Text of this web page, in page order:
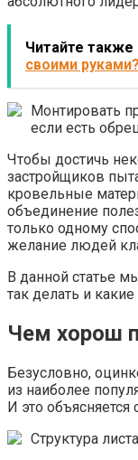
Читайте также
своими руками?
Монтировать
если есть
Чтобы достичь
застройщиков
кровельные
объединение
только одному
желание людей
В данной статье
так делать и
Чем хорош
Безусловно,
из наиболее
И это
Структура